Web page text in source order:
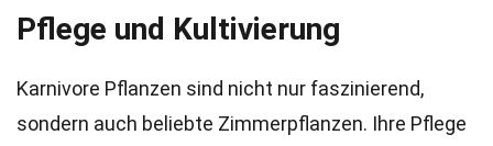
Pflege und Kultivierung
Karnivore Pflanzen sind nicht nur faszinierend,
sondern auch beliebte Zimmerpflanzen. Ihre Pflege